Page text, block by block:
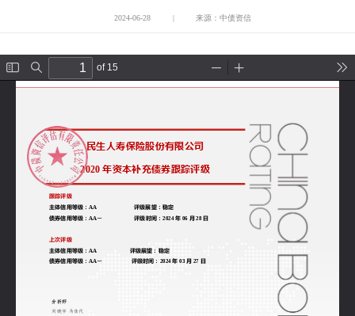
2024-06-28 | 来源：中债资信